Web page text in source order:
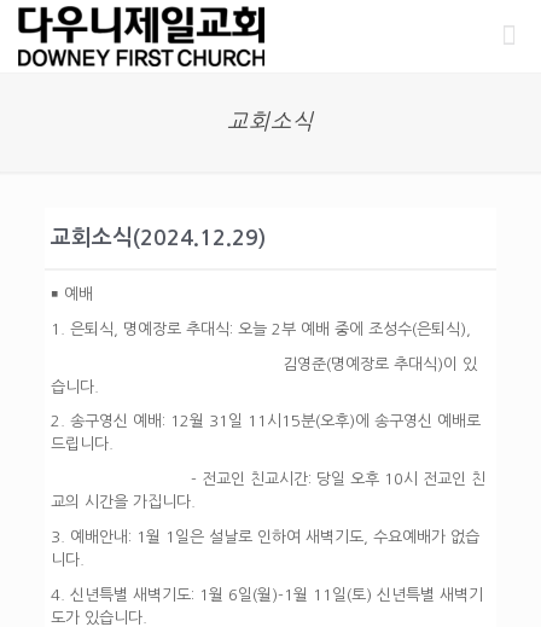
교회소식
교회소식(2024.12.29)
￭ 예배
1. 은퇴식, 명예장로 추대식: 오늘 2부 예배 중에 조성수(은퇴식),
김영준(명예장로 추대식)이 있
습니다.
2. 송구영신 예배: 12월 31일 11시15분(오후)에 송구영신 예배로
드립니다.
- 전교인 친교시간: 당일 오후 10시 전교인 친
교의 시간을 가집니다.
3. 예배안내: 1월 1일은 설날로 인하여 새벽기도, 수요예배가 없습
니다.
4. 신년특별 새벽기도: 1월 6일(월)-1월 11일(토) 신년특별 새벽기
도가 있습니다.